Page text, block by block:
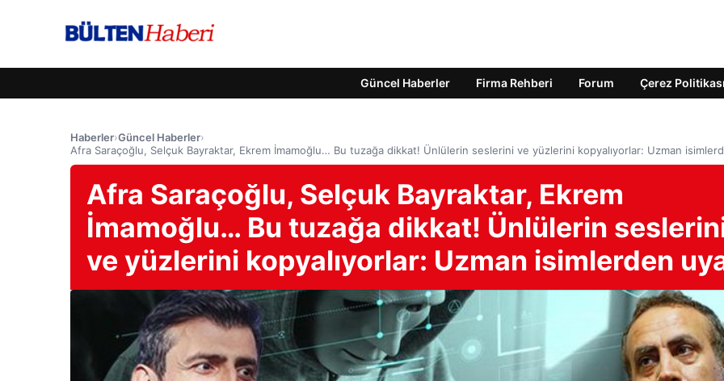
Güncel Haberler Firma Rehberi Forum Çerez Politikası
Haberler›Güncel Haberler›
Afra Saraçoğlu, Selçuk Bayraktar, Ekrem İmamoğlu… Bu tuzağa dikkat! Ünlülerin seslerini ve yüzlerini kopyalıyorlar: Uzman
Afra Saraçoğlu, Selçuk Bayraktar, Ekrem
İmamoğlu… Bu tuzağa dikkat! Ünlülerin
ve yüzlerini kopyalıyorlar: Uzman isimlerden